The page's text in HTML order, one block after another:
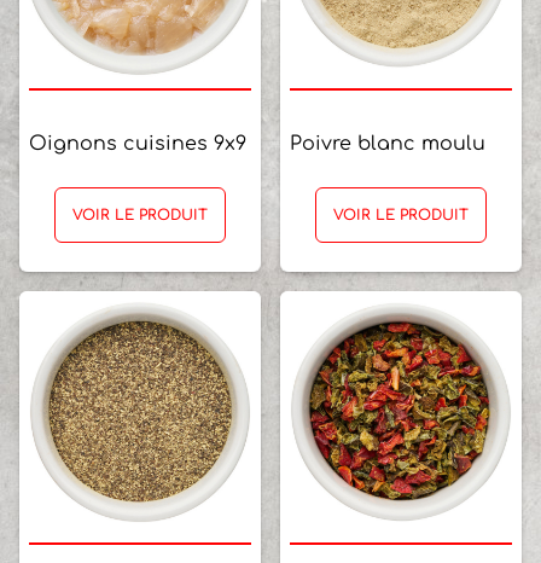
Oignons cuisines 9x9
VOIR LE PRODUIT
Poivre blanc moulu
VOIR LE PRODUIT